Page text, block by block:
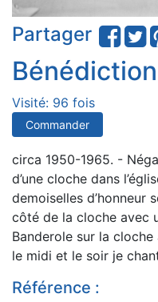
Partager
Visité: 96 fois
Commander
circa 1950-1965. -
d’une cloche dans
demoiselles d’honneur
côté de la cloche avec
Banderole sur la cloche
le midi et le soir je
Référence :